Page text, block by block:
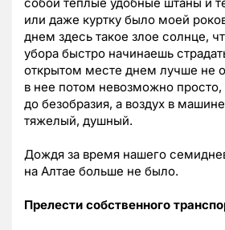
собой теплые удобные штаны и
или даже куртку было моей
днем здесь такое злое солнце,
убора быстро начинаешь
открытом месте днем лучше не
в нее потом невозможно
до безобразия, а воздух в
тяжелый, душный.
Дождя за время нашего
на Алтае больше не было.
Прелести собственного